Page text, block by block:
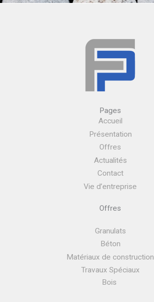
Pages
Accueil
Présentation
Offres
Actualités
Contact
Vie d’entreprise
Offres
Granulats
Béton
Matériaux de construction
Travaux Spéciaux
Bois